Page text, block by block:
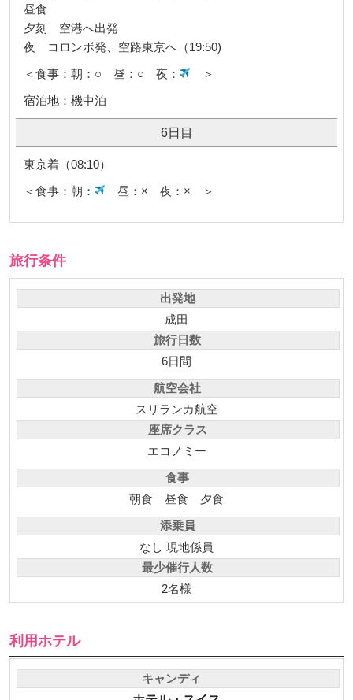
午前 アーユルヴェーダ・トリートメント
昼食
夕刻 空港へ出発
夜 コロンボ発、空路東京へ（19:50)
＜食事：朝：○ 昼：○ 夜：
宿泊地：機中泊
6日目
東京着（08:10）
旅行条件
出発地
成田
旅行日数
6日間
航空会社
スリランカ航空
座席クラス
エコノミー
食事
朝食昼食夕食
添乗員
なし 現地係員
最少催行人数
2名様
利用ホテル
キャンディ